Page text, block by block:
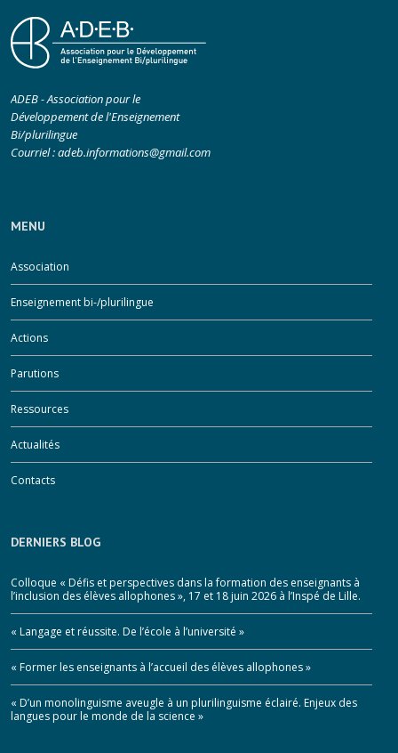
ADEB - Association pour le
Développement de l'Enseignement
Bi/plurilingue
Courriel :adeb.informations@gmail.com
MENU
Association
Enseignement bi-/plurilingue
Actions
Parutions
Ressources
Actualités
Contacts
DERNIERS BLOG
Colloque « Défis et perspectives dans la formation des enseignants à
l’inclusion des élèves allophones », 17 et 18 juin 2026 à l’Inspé de Lille.
« Langage et réussite. De l’école à l’université »
« Former les enseignants à l’accueil des élèves allophones »
« D’un monolinguisme aveugle à un plurilinguisme éclairé. Enjeux des
langues pour le monde de la science »